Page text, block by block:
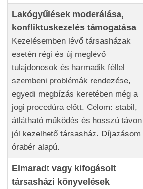
Lakógyűlések moderálása,
konfliktuskezelés támogatása
Kezelésemben lévő társasházak
esetén régi és új meglévő
tulajdonosok és harmadik féllel
szembeni problémák rendezése,
egyedi megbízás keretében még a
jogi procedúra előtt. Célom: stabil,
átlátható működés és hosszú távon
jól kezelhető társasház. Díjazásom
órabér alapú.
Elmaradt vagy kifogásolt
társasházi könyvelések